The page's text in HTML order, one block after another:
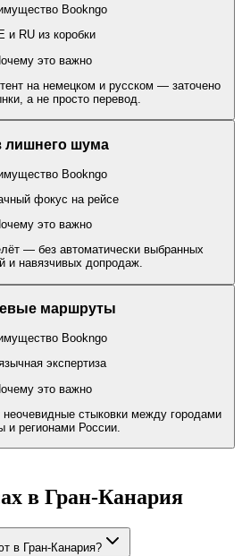
Bookngo
и RU из коробки
это важно
на немецком и русском — заточено
а не просто перевод.
лишнего шума
Bookngo
фокус на рейсе
это важно
— без автоматически выбранных
и навязчивых допродаж.
маршруты
Bookngo
экспертиза
это важно
стыковки между городами
и регионами России.
в Гран-Канария
в Гран-Канария?